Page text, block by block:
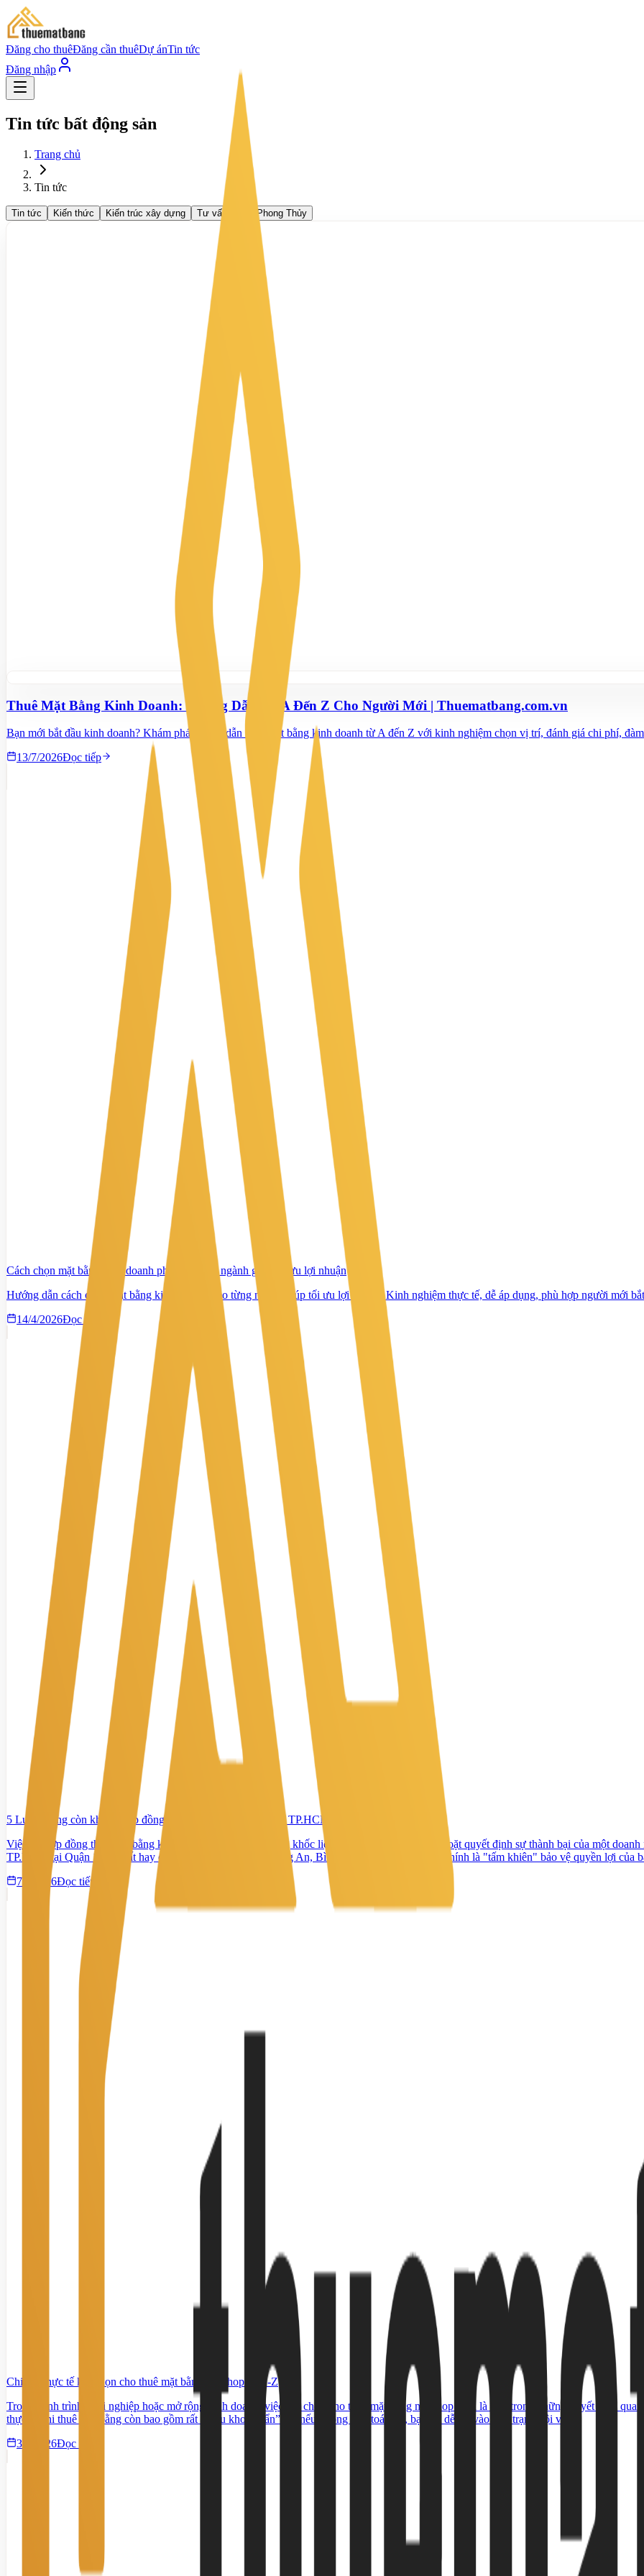
Đăng cho thuêĐăng cần thuêDự ánTin tức
Đăng nhập
Tin tức bất động sản
Trang chủ
Tin tức
Tin tức Kiến thức Kiến trúc xây dựng Tư vấn luật Phong Thủy
Thuê Mặt Bằng Kinh Doanh: Hướng Dẫn Từ A Đến Z Cho Người Mới | Thuematbang.com.vn
Bạn mới bắt đầu kinh doanh? Khám phá hướng dẫn thuê mặt bằng kinh doanh từ A đến Z với kinh nghiệm chọn vị trí, đánh giá chi phí,
13/7/2026Đọc tiếp
Cách chọn mặt bằng kinh doanh phù hợp từng ngành giúp tối ưu lợi nhuận
Hướng dẫn cách chọn mặt bằng kinh doanh theo từng ngành giúp tối ưu lợi nhuận. Kinh nghiệm thực tế, dễ áp dụng, phù hợp người mới
14/4/2026Đọc tiếp
5 Lưu ý sống còn khi ký hợp đồng thuê mặt bằng kinh doanh TP.HCM 2026
Việc ký hợp đồng thuê mặt bằng kinh doanh tại một thị trường khốc liệt như TP.HCM là bước ngoặt quyết định sự thành bại của một
TP.HCM tại Quận 1 sầm uất hay các khu vực kho xưởng Long An, Bình Dương, bản hợp đồng chính là "tấm khiên" bảo vệ quyền lợi của
7/4/2026Đọc tiếp
Chi phí thực tế khi chọn cho thuê mặt bằng mở shop từ A-Z
Trong hành trình khởi nghiệp hoặc mở rộng kinh doanh, việc lựa chọn cho thuê mặt bằng mở shop luôn là một trong những quyết định
thực tế khi thuê mặt bằng còn bao gồm rất nhiều khoản “ẩn” mà nếu không tính toán kỹ, bạn rất dễ rơi vào tình trạng đội vốn.
3/4/2026Đọc tiếp